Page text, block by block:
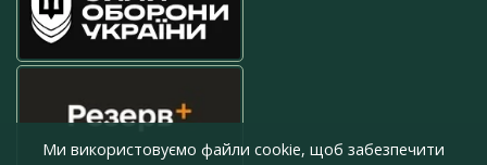
Ми використовуємо файли cookie, щоб забезпечити